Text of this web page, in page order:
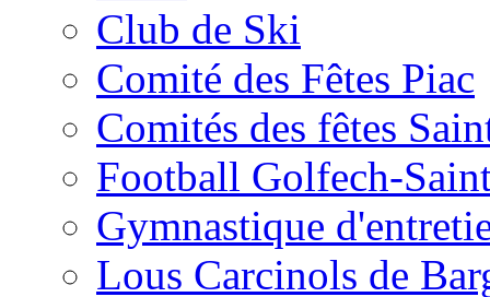
Club de Ski
Comité des Fêtes Piac
Comités des fêtes
Football Golfech-
Gymnastique
Lous Carcinols de